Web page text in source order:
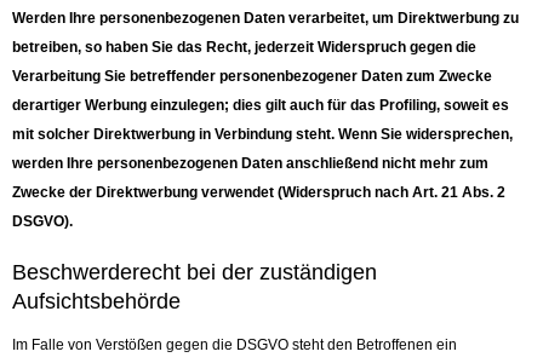
Werden Ihre personenbezogenen Daten verarbeitet, um Direktwerbung zu
betreiben, so haben Sie das Recht, jederzeit Widerspruch gegen die
Verarbeitung Sie betreffender personenbezogener Daten zum Zwecke
derartiger Werbung einzulegen; dies gilt auch für das Profiling, soweit es
mit solcher Direktwerbung in Verbindung steht. Wenn Sie widersprechen,
werden Ihre personenbezogenen Daten anschließend nicht mehr zum
Zwecke der Direktwerbung verwendet (Widerspruch nach Art. 21 Abs. 2
DSGVO).
Beschwerderecht bei der zuständigen
Aufsichtsbehörde
Im Falle von Verstößen gegen die DSGVO steht den Betroffenen ein